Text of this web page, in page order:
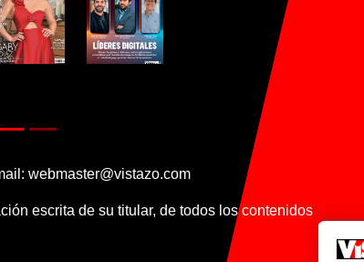
webmaster@vistazo.com
escrita de su titular, de todos los contenidos